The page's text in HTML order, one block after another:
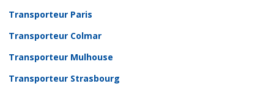
Transporteur Paris
Transporteur Colmar
Transporteur Mulhouse
Transporteur Strasbourg